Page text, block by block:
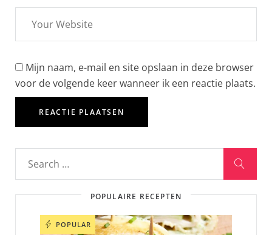
Mijn naam, e-mail en site opslaan in deze browser
voor de volgende keer wanneer ik een reactie plaats.
POPULAIRE RECEPTEN
POPULAR